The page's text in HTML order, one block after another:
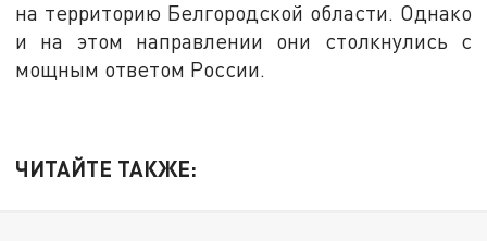
на территорию Белгородской области. Однако
и на этом направлении они столкнулись с
мощным ответом России.
ЧИТАЙТЕ ТАКЖЕ: